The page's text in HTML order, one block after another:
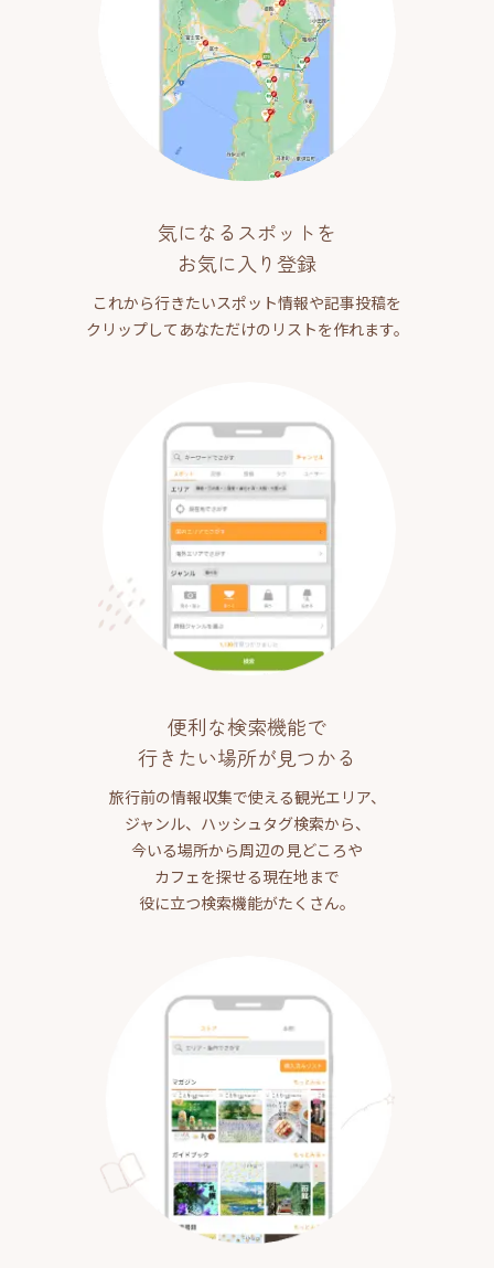
気になるスポットを
お気に入り登録
これから行きたいスポット情報や記事投稿を
クリップしてあなただけのリストを作れます。
便利な検索機能で
行きたい場所が見つかる
旅行前の情報収集で使える観光エリア、
ジャンル、ハッシュタグ検索から、
今いる場所から周辺の見どころや
カフェを探せる現在地まで
役に立つ検索機能がたくさん。